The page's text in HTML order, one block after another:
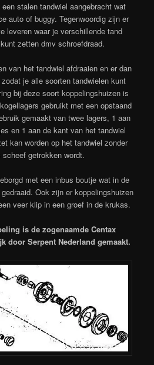
stalen tandwiel aangebracht wat
auto of buggy. Tegenwoordig zijn er
leveren waar je verschillende tand
zetten dmv schroefdraad.
van het tandwiel afdraaien en er dan
je alle soorten tandwielen kunt
bij deze soort koppelingshuizen is
gebruikt met een opstaand
gemaakt van twee lagers, 1 aan
en 1 aan de kant van het tandwiel
kan worden op het tandwiel zonder
getrokken wordt.
met een inbus boutje wat in de
Ook zijn er koppelingshuizen
veer klip in een groef in de krukas.
is de zogenaamde Centax
door Serpent Nederland gemaakt.